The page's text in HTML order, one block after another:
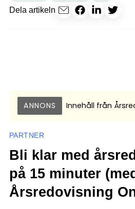
Dela artikeln
ANNONS Innehåll från
PARTNER
Bli klar med
på 15 minuter
Årsredovisning